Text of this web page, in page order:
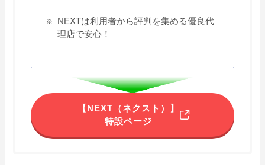
NEXTは利用者から評判を集める優良代
理店で安心！
【NEXT（ネクスト）】
特設ページ